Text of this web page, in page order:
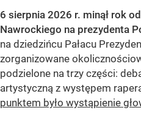
6 sierpnia 2026 r. minął rok
Nawrockiego na prezydenta
na dziedzińcu Pałacu
zorganizowane
podzielone na trzy części:
artystyczną z występem
punktem było wystąpienie